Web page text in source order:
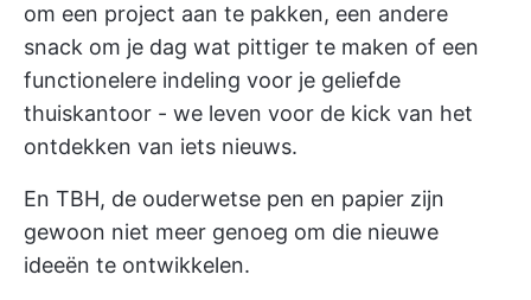
om een project aan te pakken, een andere
snack om je dag wat pittiger te maken of een
functionelere indeling voor je geliefde
thuiskantoor - we leven voor de kick van het
ontdekken van iets nieuws.
En TBH, de ouderwetse pen en papier zijn
gewoon niet meer genoeg om die nieuwe
ideeën te ontwikkelen.